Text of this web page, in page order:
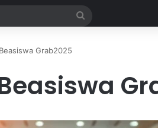
Grab2025